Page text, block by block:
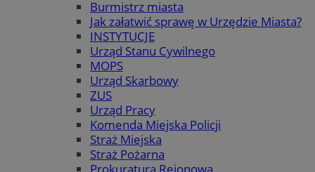
Burmistrz miasta
Jak załatwić sprawę w Urzędzie Miasta?
INSTYTUCJE
Urząd Stanu Cywilnego
MOPS
Urząd Skarbowy
ZUS
Urząd Pracy
Komenda Miejska Policji
Straż Miejska
Straż Pożarna